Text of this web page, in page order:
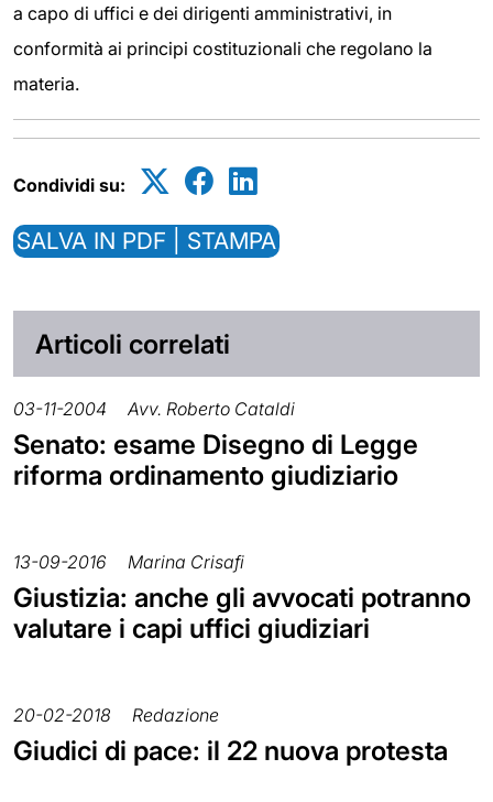
a capo di uffici e dei dirigenti amministrativi, in
conformità ai principi costituzionali che regolano la
materia.
Condividi su:
SALVA IN PDF | STAMPA
Articoli correlati
03-11-2004 Avv. Roberto Cataldi
Senato: esame Disegno di Legge
riforma ordinamento giudiziario
13-09-2016 Marina Crisafi
Giustizia: anche gli avvocati potranno
valutare i capi uffici giudiziari
20-02-2018 Redazione
Giudici di pace: il 22 nuova protesta